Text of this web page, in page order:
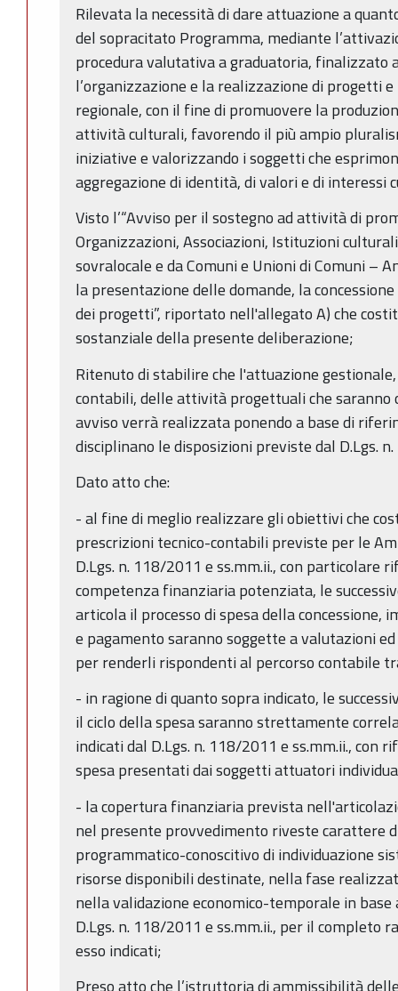
Rilevata la necessità di dare attuazione a
del sopracitato Programma, mediante
procedura valutativa a graduatoria, finalizzato
l’organizzazione e la realizzazione di progetti
regionale, con il fine di promuovere la
attività culturali, favorendo il più ampio
iniziative e valorizzando i soggetti che
aggregazione di identità, di valori e di interessi
Visto l’“Avviso per il sostegno ad attività di
Organizzazioni, Associazioni, Istituzioni
sovralocale e da Comuni e Unioni di Comuni –
la presentazione delle domande, la
dei progetti”, riportato nell'allegato A) che
sostanziale della presente deliberazione;
Ritenuto di stabilire che l'attuazione
contabili, delle attività progettuali che
avviso verrà realizzata ponendo a base di
disciplinano le disposizioni previste dal D.Lgs.
Dato atto che:
- al fine di meglio realizzare gli obiettivi che
prescrizioni tecnico-contabili previste per le
D.Lgs. n. 118/2011 e ss.mm.ii., con particolare
competenza finanziaria potenziata, le
articola il processo di spesa della concessione,
e pagamento saranno soggette a valutazioni
per renderli rispondenti al percorso contabile
- in ragione di quanto sopra indicato, le
il ciclo della spesa saranno strettamente
indicati dal D.Lgs. n. 118/2011 e ss.mm.ii., con
spesa presentati dai soggetti attuatori
- la copertura finanziaria prevista
nel presente provvedimento riveste carattere
programmatico-conoscitivo di individuazione
risorse disponibili destinate, nella fase
nella validazione economico-temporale in
D.Lgs. n. 118/2011 e ss.mm.ii., per il completo
esso indicati;